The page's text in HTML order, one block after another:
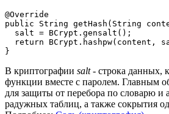
@Override
public String getHash(String
  salt = BCrypt.gensalt();
return BCrypt.hashpw(content,
}
В криптографии salt- строка данных,
функции вместе с паролем. Главным
для защиты от перебора по словарю и
радужных таблиц, а также сокрытия